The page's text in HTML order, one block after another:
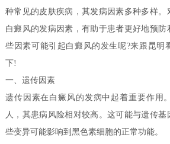
种常见的皮肤疾病，其发病因素多种多样
白癜风的发病因素，有助于患者更好地预
些因素可能引起白癜风的发生呢?来跟昆明
下!
一、遗传因素
遗传因素在白癜风的发病中起着重要作用
人，其患病风险相对较高。这可能与遗传
些变异可能影响到黑色素细胞的正常功能。